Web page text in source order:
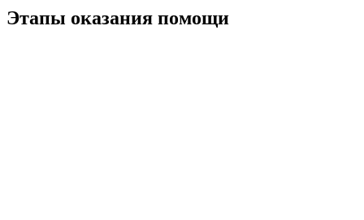
Этапы оказания помощи